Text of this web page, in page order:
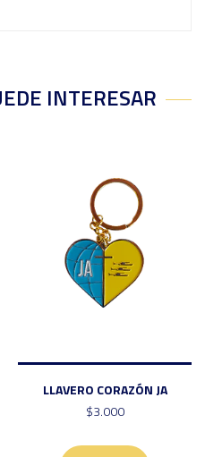
INTERESAR
LLAVERO CORAZÓN JA
$3.000